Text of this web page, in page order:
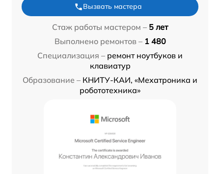
Вызвать мастера
Стаж работы мастером – 5 лет
Выполнено ремонтов – 1 480
Специализация – ремонт ноутбуков и
клавиатур
Образование – КНИТУ-КАИ, «Мехатроника и
робототехника»